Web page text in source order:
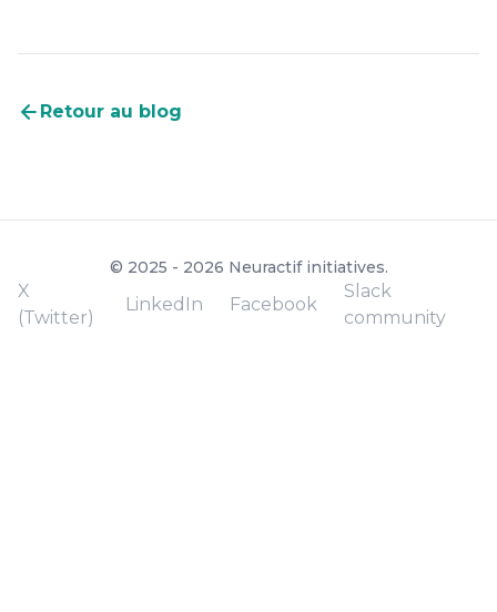
Retour au blog
© 2025 - 2026 Neuractif initiatives.
X
(Twitter)
LinkedIn Facebook
Slack
community